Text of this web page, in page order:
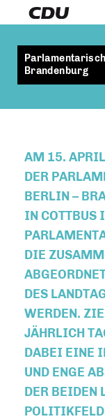
Brandenburg
AM 15.
DER
BERLIN –
IN COTTBUS
DIE
DES
WERDEN.
JÄHRLICH
DABEI EINE
UND ENGE
DER BEIDEN